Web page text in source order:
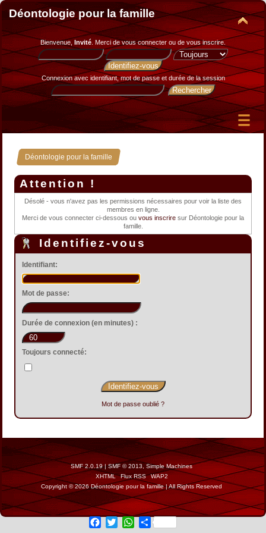
Déontologie pour la famille
Bienvenue, Invité. Merci devous connecter ou de vous inscrire.
Connexion avec identifiant, mot de passe et durée de la session
Déontologie pour la famille
Attention !
Désolé - vous n'avez pas les permissions nécessaires pour voir la liste des
membres en ligne.
Merci de vous connecter ci-dessous ou vous inscrire sur Déontologie pour la
famille.
Identifiez-vous
Identifiant:
Mot de passe:
Durée de connexion (en minutes) :
Toujours connecté:
Mot de passe oublié ?
SMF 2.0.19|SMF © 2013, Simple Machines
XHTML
Flux RSS
WAP2
Copyright © 2026 Déontologie pour la famille | All Rights Reserved
Facebook
Twitter WhatsApp
Share